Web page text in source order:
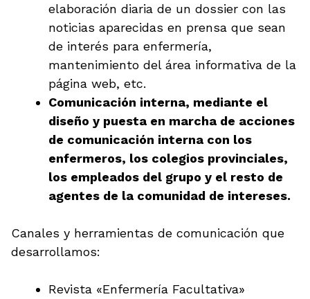
elaboración diaria de un dossier con las
noticias aparecidas en prensa que sean
de interés para enfermería,
mantenimiento del área informativa de la
página web, etc.
Comunicación interna, mediante el
diseño y puesta en marcha de acciones
de comunicación interna con los
enfermeros, los colegios provinciales,
los empleados del grupo y el resto de
agentes de la comunidad de intereses.
Canales y herramientas de comunicación que
desarrollamos:
Revista «Enfermería Facultativa»